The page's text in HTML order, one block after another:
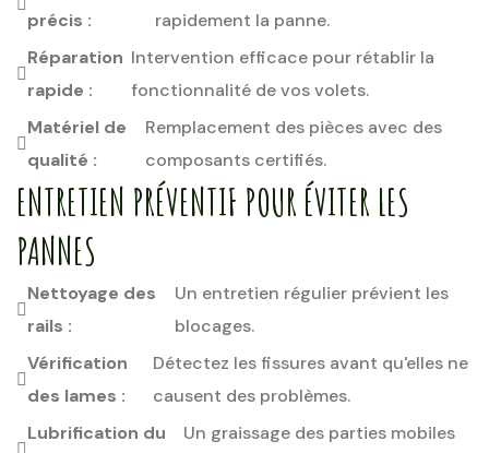
précis :
rapidement la panne.
Réparation
rapide :
Intervention efficace pour rétablir la
fonctionnalité de vos volets.
Matériel de
qualité :
Remplacement des pièces avec des
composants certifiés.
ENTRETIEN PRÉVENTIF POUR ÉVITER LES
PANNES
Nettoyage des
rails :
Un entretien régulier prévient les
blocages.
Vérification
des lames :
Détectez les fissures avant qu'elles ne
causent des problèmes.
Lubrification du
Un graissage des parties mobiles